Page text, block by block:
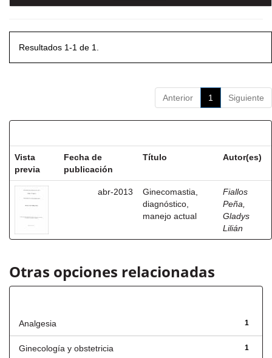
Resultados 1-1 de 1.
Anterior 1 Siguiente
Vista
previa
Fecha de
publicación
Título Autor(es)
abr-2013
Ginecomastia,
diagnóstico,
manejo actual
Fiallos
Peña,
Gladys
Lilián
Otras opciones relacionadas
1
Analgesia
1
Ginecología y obstetricia